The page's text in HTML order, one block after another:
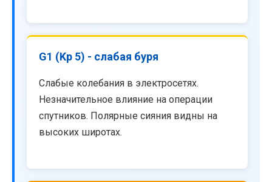
G1 (Kp 5) - слабая буря
Слабые колебания в электросетях.
Незначительное влияние на операции
спутников. Полярные сияния видны на
высоких широтах.